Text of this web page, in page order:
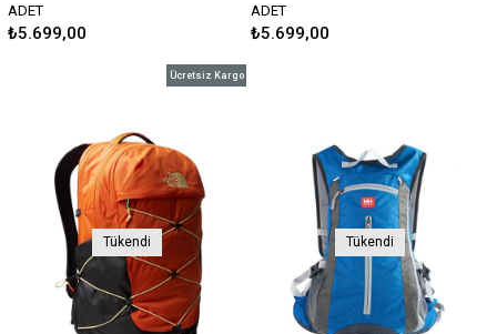
ADET
₺5.699,00
ADET
₺5.699,00
Tükendi
Ücretsiz Kargo
Tükendi